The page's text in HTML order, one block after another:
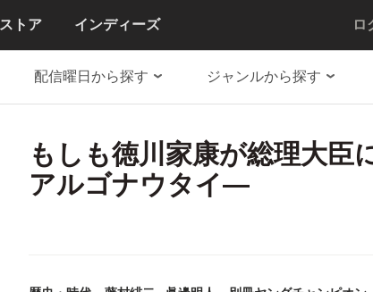
ストア インディーズ ロ
配信曜日から探す ジャンルから探す
もしも徳川家康が総理大
アルゴナウタイ―